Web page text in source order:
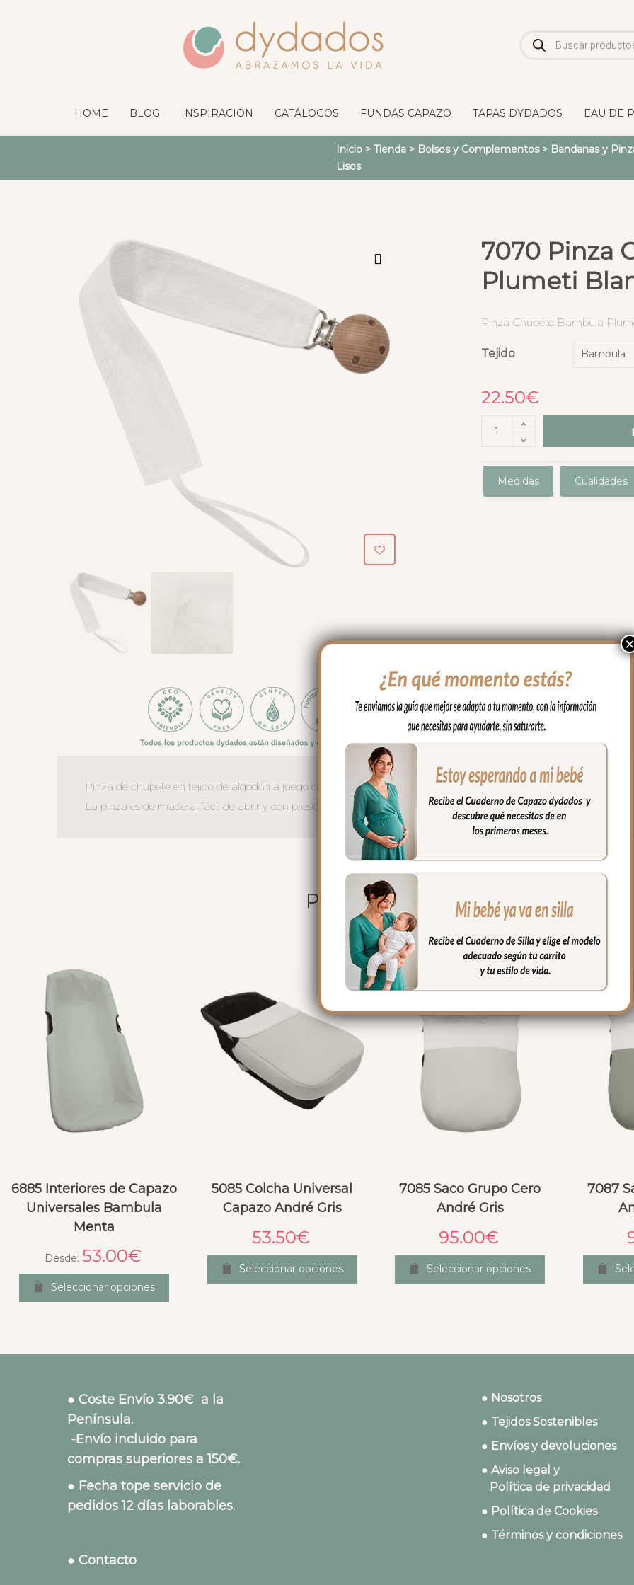
de
productos
HOME BLOG INSPIRACIÓN CATÁLOGOS FUNDAS CAPAZO TAPAS DYDADOS EAU DE
Inicio> Tienda> Bolsos y Complementos> Bandanas y
Lisos
7070 Pinza
Plumeti
Pinza Chupete Bambula
Tejido
22.50€
Medidas Cualidades
Pinza de chupete en tejido de algodón a juego con todo lo que necesitas para tu capazo.
La pinza es de madera, fácil de abrir y con presión para que quede bien sujeta.
PRODUCTOS RELACIONADOS
6885 Interiores de Capazo
Universales Bambula
Menta
Desde: 53.00€
Seleccionar opciones
5085 Colcha Universal
Capazo André Gris
53.50€
Seleccionar opciones
7085 Saco Grupo Cero
André Gris
95.00€
Seleccionar opciones
7087
● Coste Envío 3.90€ a la
Península.
-Envío incluido para
compras superiores a 150€.
● Fecha tope servicio de
pedidos 12 días laborables.
● Contacto
● Nosotros
● Tejidos Sostenibles
● Envíos y devoluciones
● Aviso legal y
Política de privacidad
● Política de Cookies
● Términos y condiciones
×